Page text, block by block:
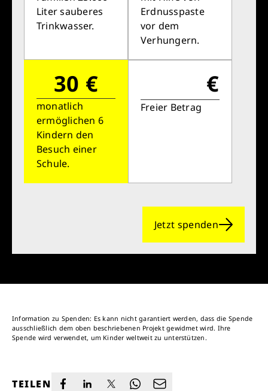
Liter sauberes
Trinkwasser.
Erdnusspaste
vor dem
Verhungern.
30 €
monatlich
ermöglichen 6
Kindern den
Besuch einer
Schule.
€
Freier Betrag
Jetzt spenden
Information zu Spenden: Es kann nicht garantiert werden, dass die Spende
ausschließlich dem oben beschriebenen Projekt gewidmet wird. Ihre
Spende wird verwendet, um Kinder weltweit zu unterstützen.
TEILEN